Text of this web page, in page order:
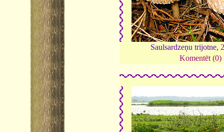
Saulsardzeņu trijotne,
Komentēt (0)